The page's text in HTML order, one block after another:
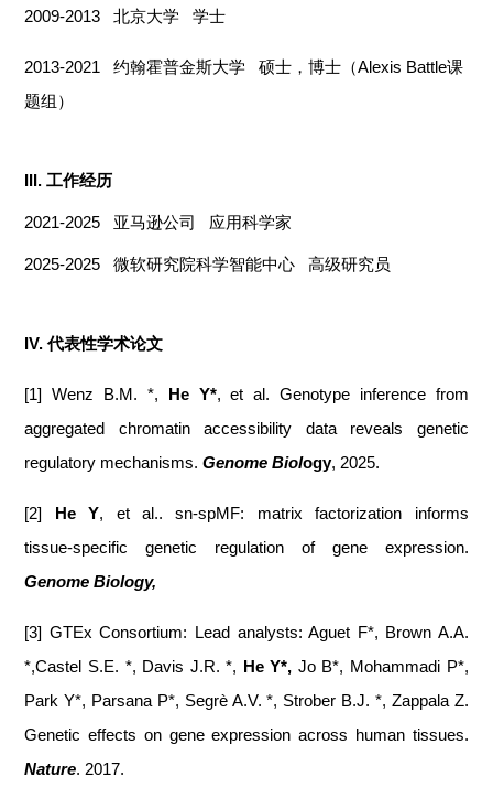
2009-2013 北京大学 学士
2013-2021 约翰霍普金斯大学 硕士，博士（Alexis Battle课
题组）
III. 工作经历
2021-2025 亚马逊公司 应用科学家
2025-2025 微软研究院科学智能中心 高级研究员
IV. 代表性学术论文
[1] Wenz B.M. *, He Y*, et al. Genotype inference from
aggregated chromatin accessibility data reveals genetic
regulatory mechanisms.Genome Biology, 2025.
[2] He Y, et al.. sn-spMF: matrix factorization informs
tissue‑specific genetic regulation of gene expression.
Genome Biology,
[3] GTEx Consortium: Lead analysts: Aguet F*, Brown A.A.
*,Castel S.E. *, Davis J.R. *, He Y*, Jo B*, Mohammadi P*,
Park Y*, Parsana P*, Segrè A.V. *, Strober B.J. *, Zappala Z.
Genetic effects on gene expression across human tissues.
Nature. 2017.